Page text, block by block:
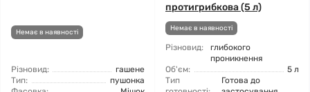
Немає в наявності
Різновид:
гашене
Тип:
пушонка
протигрибкова (5 л)
Немає в наявності
Різновид:
глибокого
проникнення
Об'єм:
5 л
Тип
Готова до